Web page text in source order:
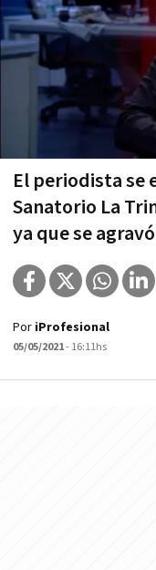
El periodista se
Sanatorio La
ya que se
Por iProfesional
05/05/2021- 16:11hs